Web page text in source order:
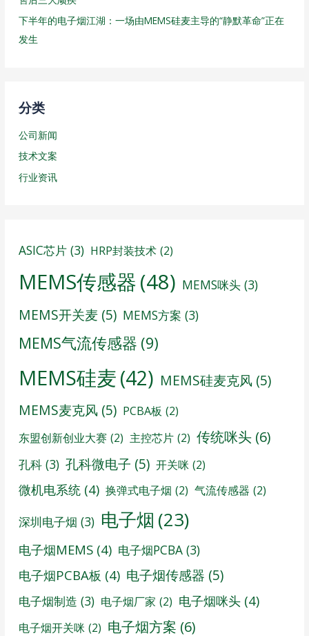
下半年的电子烟江湖：一场由MEMS硅麦主导的“静默革命”正在
发生
分类
公司新闻
技术文案
行业资讯
ASIC芯片 (3) HRP封装技术 (2)
MEMS传感器(48) MEMS咪头 (3)
MEMS开关麦 (5) MEMS方案 (3)
MEMS气流传感器 (9)
MEMS硅麦(42) MEMS硅麦克风 (5)
MEMS麦克风 (5) PCBA板 (2)
东盟创新创业大赛 (2) 主控芯片 (2) 传统咪头 (6)
孔科 (3) 孔科微电子 (5) 开关咪 (2)
微机电系统 (4) 换弹式电子烟 (2) 气流传感器 (2)
深圳电子烟 (3) 电子烟 (23)
电子烟MEMS (4) 电子烟PCBA (3)
电子烟PCBA板 (4) 电子烟传感器 (5)
电子烟制造 (3) 电子烟厂家 (2) 电子烟咪头 (4)
电子烟开关咪 (2) 电子烟方案 (6)